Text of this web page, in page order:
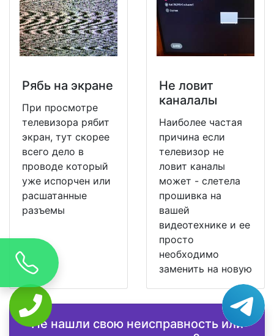
Рябь на экране
При просмотре
телевизора рябит
экран, тут скорее
всего дело в
проводе который
уже испорчен или
расшатанные
разъемы
Не ловит
каналалы
Наиболее частая
причина если
телевизор не
ловит каналы
может - слетела
прошивка на
вашей
видеотехнике и ее
просто
необходимо
заменить на новую
Не нашли свою неисправность или